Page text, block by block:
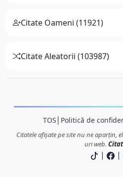
Citate Oameni (11921)
Citate Aleatorii (103987)
TOS Politică de
Citatele afișate pe site nu ne aparțin,
uri web.
| |